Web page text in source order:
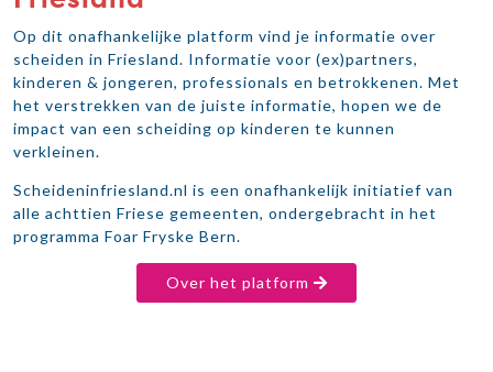
Op dit onafhankelijke platform vind je informatie over
scheiden in Friesland. Informatie voor (ex)partners,
kinderen & jongeren, professionals en betrokkenen. Met
het verstrekken van de juiste informatie, hopen we de
impact van een scheiding op kinderen te kunnen
verkleinen.
Scheideninfriesland.nl is een onafhankelijk initiatief van
alle achttien Friese gemeenten, ondergebracht in het
programma Foar Fryske Bern.
Over het platform